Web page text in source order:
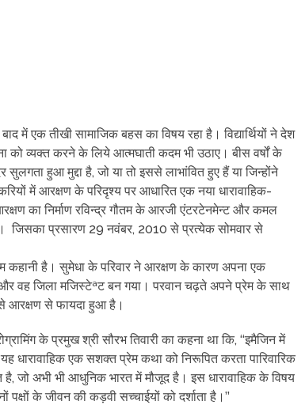
एक तीखी सामाजिक बहस का विषय रहा है। विद्यार्थियों ने देश
को व्यक्त करने के लिये आत्मघाती कदम भी उठाए। बीस वर्षों के
हुआ मुद्दा है, जो या तो इससे लाभांवित हुए हैं या जिन्होंने
में आरक्षण के परिदृश्य पर आधारित एक नया धारावाहिक-
का निर्माण रविन्द्र गौतम के आरजी एंटरटेनमेन्ट और कमल
जिसका प्रसारण 29 नवंबर, 2010 से प्रत्येक सोमवार से
है। सुमेधा के परिवार ने आरक्षण के कारण अपना एक
वह जिला मजिस्टेªट बन गया। परवान चढ़ते अपने प्रेम के साथ
आरक्षण से फायदा हुआ है।
के प्रमुख श्री सौरभ तिवारी का कहना था कि, ‘‘इमैजिन में
धारावाहिक एक सशक्त प्रेम कथा को निरूपित करता पारिवारिक
है, जो अभी भी आधुनिक भारत में मौजूद है। इस धारावाहिक के विषय
के जीवन की कड़वी सच्चाईयों को दर्शाता है।’’